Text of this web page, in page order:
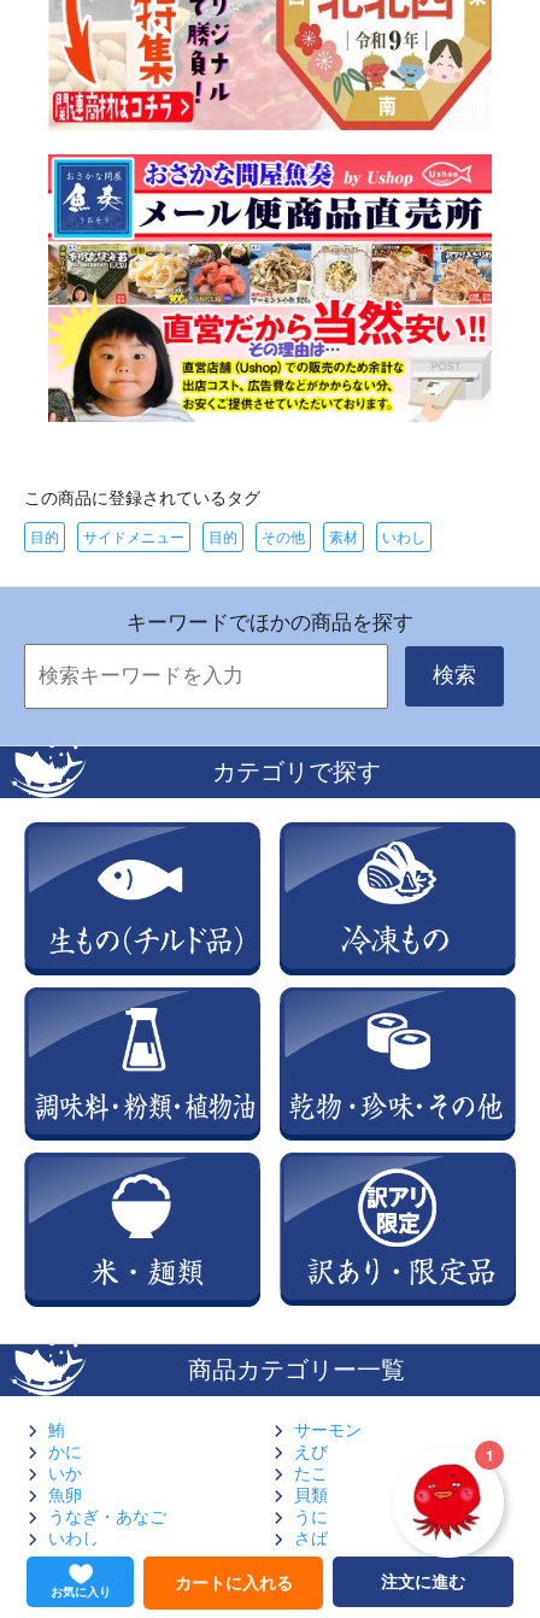
お気に入り カートに入れる 注文に進む
この商品に登録されているタグ
目的 サイドメニュー 目的 その他 素材 いわし
キーワードでほかの商品を探す
検索
カテゴリで探す
商品カテゴリー一覧
鮪
サーモン
かに
えび
いか
たこ
魚卵
貝類
うなぎ・あなご
うに
いわし
さば
のり・海藻
鯛
はまち・ぶり・かんぱち
干物
鶏肉